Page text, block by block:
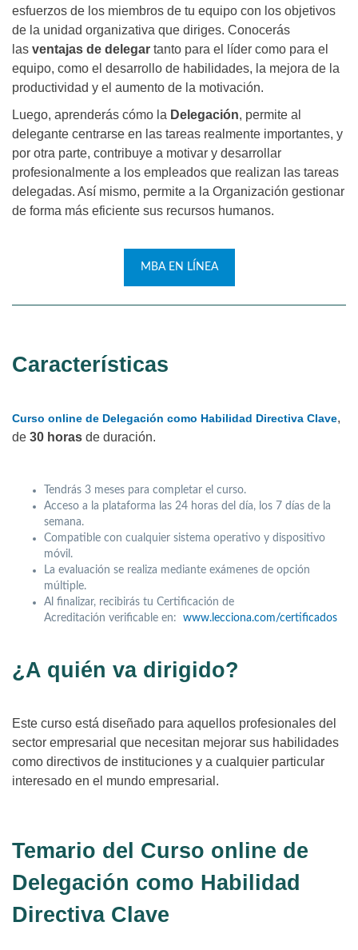
esfuerzos de los miembros de tu equipo con los objetivos
de la unidad organizativa que diriges. Conocerás
las ventajas de delegar tanto para el líder como para el
equipo, como el desarrollo de habilidades, la mejora de la
productividad y el aumento de la motivación.
Luego, aprenderás cómo la Delegación, permite al
delegante centrarse en las tareas realmente importantes, y
por otra parte, contribuye a motivar y desarrollar
profesionalmente a los empleados que realizan las tareas
delegadas. Así mismo, permite a la Organización gestionar
de forma más eficiente sus recursos humanos.
MBA EN LÍNEA
Características
Curso online de Delegación como Habilidad Directiva Clave,
de 30 horas de duración.
Tendrás 3 meses para completar el curso.
Acceso a la plataforma las 24 horas del día, los 7 días de la
semana.
Compatible con cualquier sistema operativo y dispositivo
móvil.
La evaluación se realiza mediante exámenes de opción
múltiple.
Al finalizar, recibirás tu Certificación de
Acreditación verificable en: www.lecciona.com/certificados
¿A quién va dirigido?
Este curso está diseñado para aquellos profesionales del
sector empresarial que necesitan mejorar sus habilidades
como directivos de instituciones y a cualquier particular
interesado en el mundo empresarial.
Temario del Curso online de
Delegación como Habilidad
Directiva Clave